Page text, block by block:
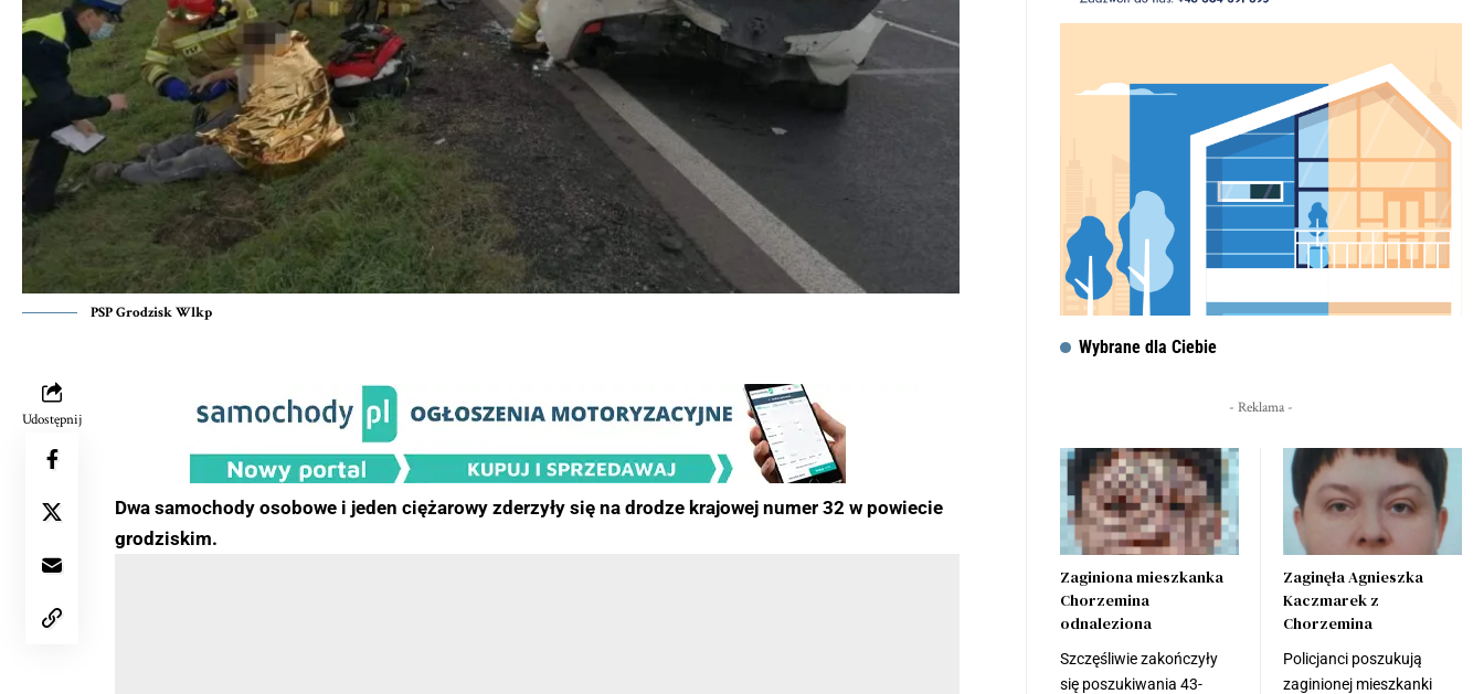
PSP Grodzisk Wlkp
Udostępnij
Dwa samochody osobowe i jeden ciężarowy zderzyły się na drodze krajowej numer 32 w powiecie
grodziskim.
Wybrane dla Ciebie
- Reklama -
Zaginiona mieszkanka
Chorzemina
odnaleziona
Szczęśliwie zakończyły
się poszukiwania 43-
Zaginęła Agnieszka
Kaczmarek z
Chorzemina
Policjanci poszukują
zaginionej mieszkanki